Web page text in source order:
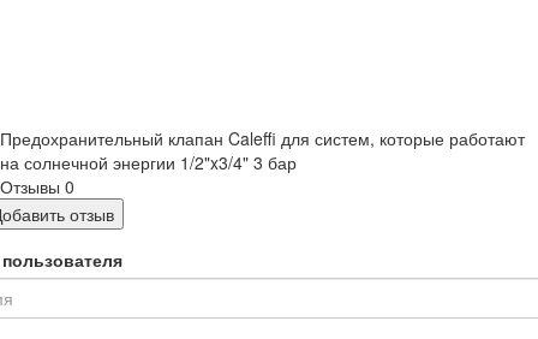
Предохранительный клапан Caleffi для систем, которые работают
на солнечной энергии 1/2"x3/4" 3 бар
Отзывы 0
отзыв